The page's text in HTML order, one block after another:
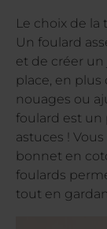
Le choix de la
Un foulard
et de créer
place, en plus
nouages ou
foulard est un
astuces !
bonnet en
foulards
tout en